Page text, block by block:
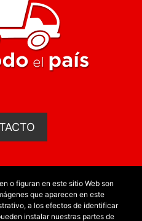
o figuran en este sitio Web son
que aparecen en este
a los efectos de identificar
instalar nuestras partes de